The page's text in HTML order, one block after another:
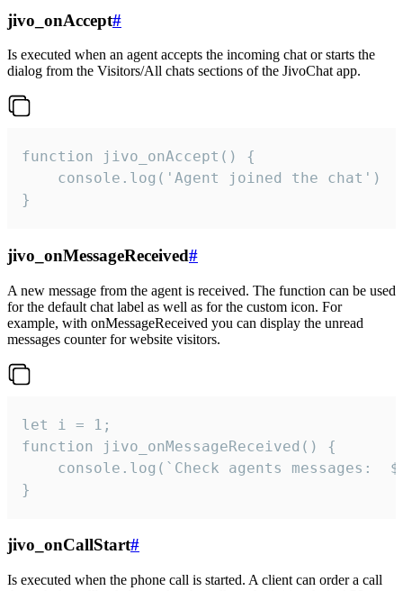
jivo_onAccept#
Is executed when an agent accepts the incoming chat or starts the
dialog from the Visitors/All chats sections of the JivoChat app.
function jivo_onAccept() {
}
jivo_onMessageReceived#
A new message from the agent is received. The function can be used
for the default chat label as well as for the custom icon. For
example, with onMessageReceived you can display the unread
messages counter for website visitors.
let i = 1;
function jivo_onMessageReceived() {
}
jivo_onCallStart#
Is executed when the phone call is started. A client can order a call